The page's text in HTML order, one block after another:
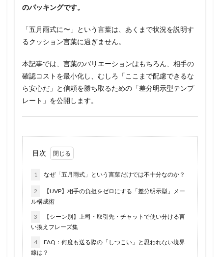
のパッキングです。
「五月雨式に〜」という言葉は、あくまで状況を説明す
るクッション言葉に過ぎません。
本記事では、言葉のバリエーションはもちろん、相手の
確認コストを最小化し、むしろ「ここまで配慮できるな
ら安心だ」と信頼を勝ち取るための「差分明示型テンプ
レート」を公開します。
目次
1 なぜ「五月雨式」という言葉だけでは不十分なのか？
2
【UVP】相手の負担をゼロにする「差分明示型」メー
ル構成術
3
【シーン別】上司・取引先・チャットで使い分ける言
い換えフレーズ集
4
FAQ：何度も送る際の「しつこい」と思われない境界
線は？